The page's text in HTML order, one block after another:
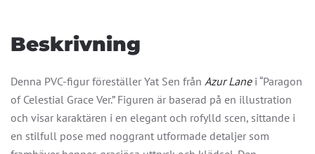
(Figure)
mängd
Beskrivning
Denna PVC-figur föreställer Yat Sen från Azur Lanei “Paragon
of Celestial Grace Ver.” Figuren är baserad på en illustration
och visar karaktären i en elegant och rofylld scen, sittande i
en stilfull pose med noggrant utformade detaljer som